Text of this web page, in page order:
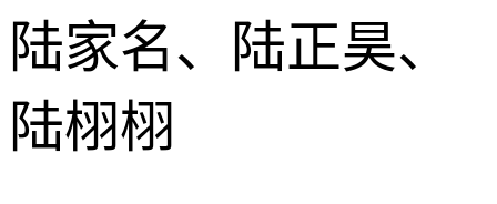
陆家名、陆正昊、
陆栩栩